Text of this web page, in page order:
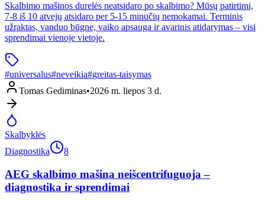
Skalbimo mašinos durelės neatsidaro po skalbimo? Mūsų patirtimi,
7-8 iš 10 atvejų atsidaro per 5-15 minučių nemokamai. Terminis
užraktas, vanduo būgne, vaiko apsauga ir avarinis atidarymas – visi
sprendimai vienoje vietoje.
#universalus#neveikia#greitas-taisymas
Tomas Gediminas•2026 m. liepos 3 d.
Skalbyklės
Diagnostika
8
AEG skalbimo mašina neišcentrifuguoja –
diagnostika ir sprendimai